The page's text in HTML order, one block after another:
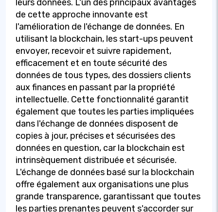
leurs données. L'un des principaux avantages
de cette approche innovante est
l'amélioration de l'échange de données. En
utilisant la blockchain, les start-ups peuvent
envoyer, recevoir et suivre rapidement,
efficacement et en toute sécurité des
données de tous types, des dossiers clients
aux finances en passant par la propriété
intellectuelle. Cette fonctionnalité garantit
également que toutes les parties impliquées
dans l'échange de données disposent de
copies à jour, précises et sécurisées des
données en question, car la blockchain est
intrinsèquement distribuée et sécurisée.
L'échange de données basé sur la blockchain
offre également aux organisations une plus
grande transparence, garantissant que toutes
les parties prenantes peuvent s'accorder sur